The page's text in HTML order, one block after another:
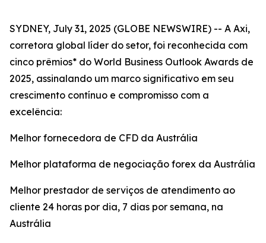
SYDNEY, July 31, 2025 (GLOBE NEWSWIRE) -- A Axi,
corretora global líder do setor, foi reconhecida com
cinco prêmios* do World Business Outlook Awards de
2025, assinalando um marco significativo em seu
crescimento contínuo e compromisso com a
excelência:
Melhor fornecedora de CFD da Austrália
Melhor plataforma de negociação forex da Austrália
Melhor prestador de serviços de atendimento ao
cliente 24 horas por dia, 7 dias por semana, na
Austrália